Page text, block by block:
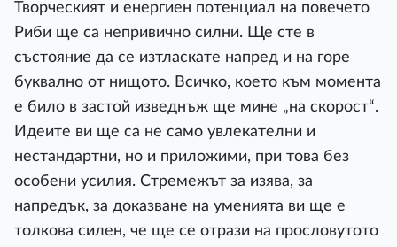
Творческият и енергиен потенциал на повечето
Риби ще са непривично силни. Ще сте в
състояние да се изтласкате напред и на горе
буквално от нищото. Всичко, което към момента
е било в застой изведнъж ще мине „на скорост“.
Идеите ви ще са не само увлекателни и
нестандартни, но и приложими, при това без
особени усилия. Стремежът за изява, за
напредък, за доказване на уменията ви ще е
толкова силен, че ще се отрази на прословутото